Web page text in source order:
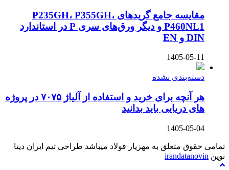
مقایسه جامع گریدهای P235GH، P355GH،
P460NL1 و دیگر ورق‌های سری P در استاندارد
DIN و EN
1405-05-11
دسته‌بندی نشده
هر آنچه برای خرید و استفاده از آلیاژ ۷۰۷۵ در پروژه
های دریایی باید بدانید
1405-05-04
تمامی حقوق متعلق به مهزیار فولاد میباشد طراحی تیم ایران دیتا
نوین irandatanovin